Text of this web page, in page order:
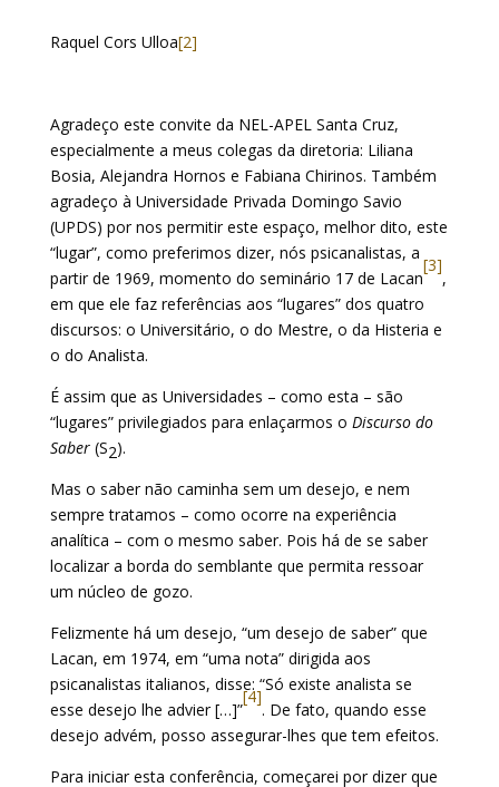
Raquel Cors Ulloa[2]
Agradeço este convite da NEL-APEL Santa Cruz,
especialmente a meus colegas da diretoria: Liliana
Bosia, Alejandra Hornos e Fabiana Chirinos. Também
agradeço à Universidade Privada Domingo Savio
(UPDS) por nos permitir este espaço, melhor dito, este
“lugar”, como preferimos dizer, nós psicanalistas, a
partir de 1969, momento do seminário 17 de Lacan
[3]
,
em que ele faz referências aos “lugares” dos quatro
discursos: o Universitário, o do Mestre, o da Histeria e
o do Analista.
É assim que as Universidades – como esta – são
“lugares” privilegiados para enlaçarmos o Discurso do
Saber(S2).
Mas o saber não caminha sem um desejo, e nem
sempre tratamos – como ocorre na experiência
analítica – com o mesmo saber. Pois há de se saber
localizar a borda do semblante que permita ressoar
um núcleo de gozo.
Felizmente há um desejo, “um desejo de saber” que
Lacan, em 1974, em “uma nota” dirigida aos
psicanalistas italianos, disse: “Só existe analista se
esse desejo lhe advier […]”
[4]
. De fato, quando esse
desejo advém, posso assegurar-lhes que tem efeitos.
Para iniciar esta conferência, começarei por dizer que